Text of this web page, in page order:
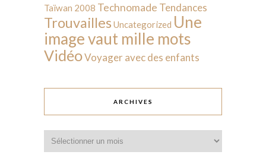
Taïwan 2008 Technomade Tendances
Trouvailles Uncategorized Une
image vaut mille mots
VidéoVoyager avec des enfants
ARCHIVES